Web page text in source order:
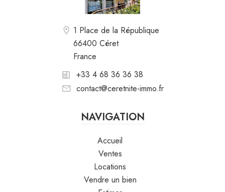
1 Place de la République
66400 Céret
France
+33 4 68 36 36 38
contact@ceretnite-immo.fr
NAVIGATION
Accueil
Ventes
Locations
Vendre un bien